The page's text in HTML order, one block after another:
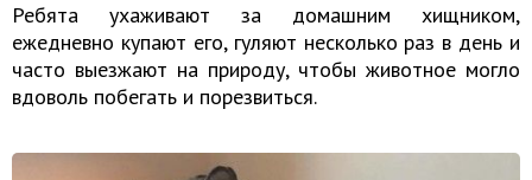
Ребята ухаживают за домашним хищником,
ежедневно купают его, гуляют несколько раз в день и
часто выезжают на природу, чтобы животное могло
вдоволь побегать и порезвиться.